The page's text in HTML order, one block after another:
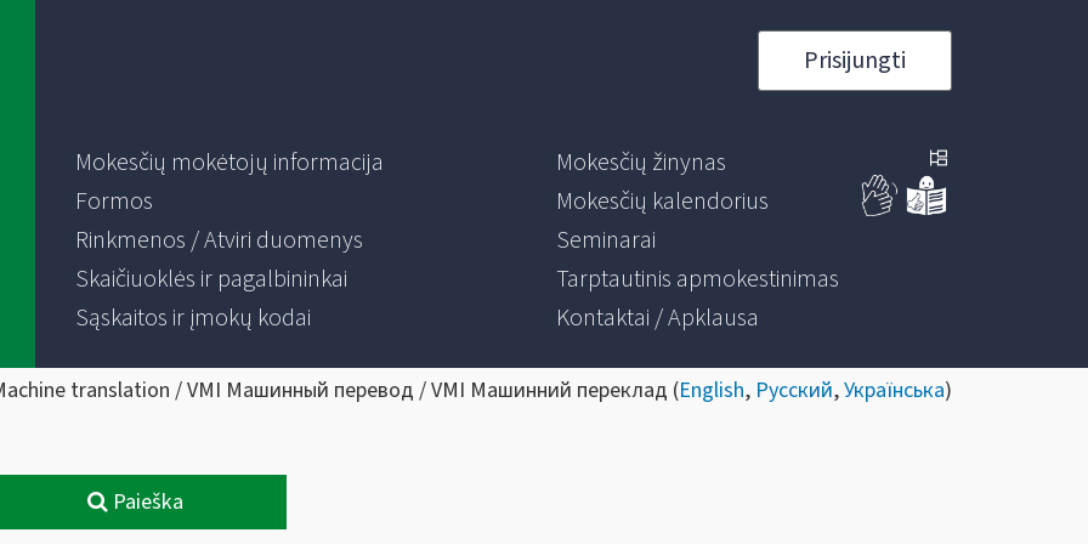
Prisijungti
Mokesčių mokėtojų informacija
Formos
Rinkmenos / Atviri duomenys
Skaičiuoklės ir pagalbininkai
Sąskaitos ir įmokų kodai
Mokesčių žinynas
Mokesčių kalendorius
Seminarai
Tarptautinis apmokestinimas
Kontaktai / Apklausa
translation / VMI Машинный перевод / VMI Машинний переклад (English, Русский,Українська)
Paieška